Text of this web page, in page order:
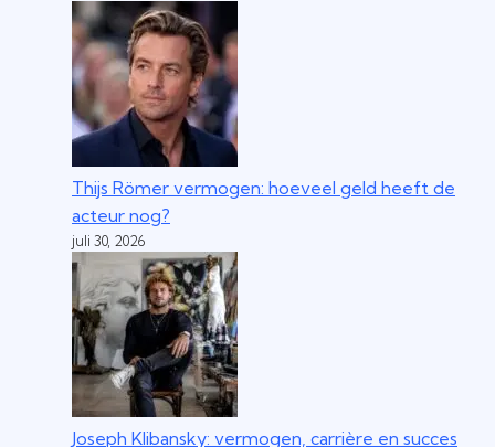
Thijs Römer vermogen: hoeveel geld heeft de
acteur nog?
juli 30, 2026
Joseph Klibansky: vermogen, carrière en succes